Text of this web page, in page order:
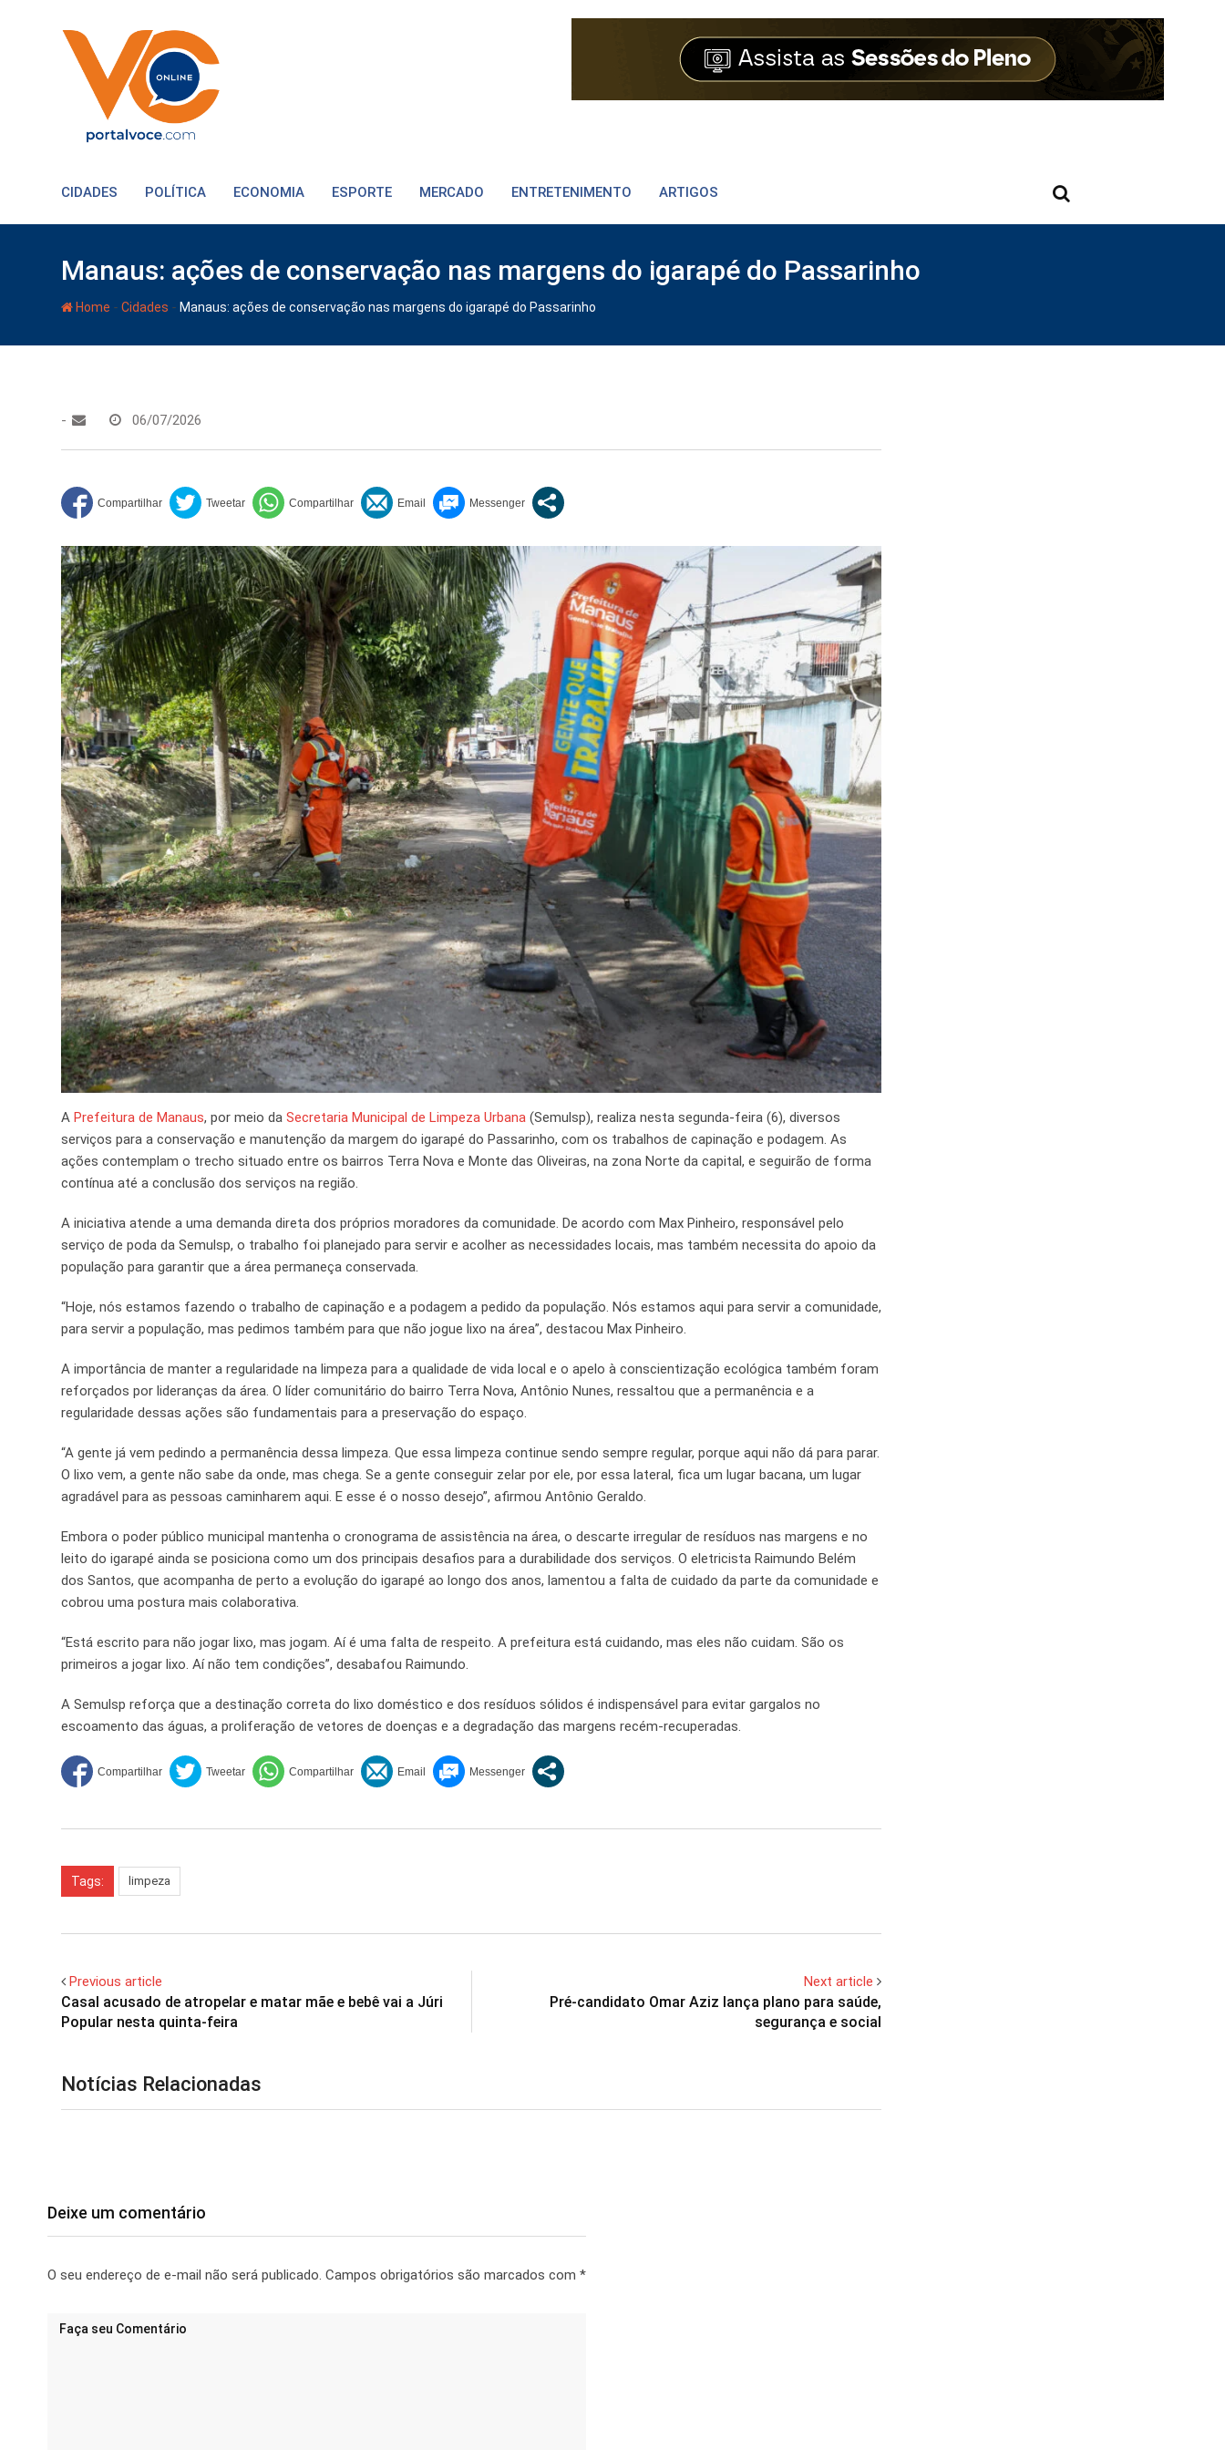
CIDADES POLÍTICA ECONOMIA ESPORTE MERCADO ENTRETENIMENTO ARTIGOS
Manaus: ações de conservação nas margens do igarapé do Passarinho
Home - Cidades - Manaus: ações de conservação nas margens do igarapé do Passarinho
- 06/07/2026
A Prefeitura de Manaus, por meio da Secretaria Municipal de Limpeza Urbana (Semulsp), realiza nesta segunda-feira (6), diversos
serviços para a conservação e manutenção da margem do igarapé do Passarinho, com os trabalhos de capinação e podagem. As
ações contemplam o trecho situado entre os bairros Terra Nova e Monte das Oliveiras, na zona Norte da capital, e seguirão de forma
contínua até a conclusão dos serviços na região.
A iniciativa atende a uma demanda direta dos próprios moradores da comunidade. De acordo com Max Pinheiro, responsável pelo
serviço de poda da Semulsp, o trabalho foi planejado para servir e acolher as necessidades locais, mas também necessita do apoio da
população para garantir que a área permaneça conservada.
“Hoje, nós estamos fazendo o trabalho de capinação e a podagem a pedido da população. Nós estamos aqui para servir a comunidade,
para servir a população, mas pedimos também para que não jogue lixo na área”, destacou Max Pinheiro.
A importância de manter a regularidade na limpeza para a qualidade de vida local e o apelo à conscientização ecológica também foram
reforçados por lideranças da área. O líder comunitário do bairro Terra Nova, Antônio Nunes, ressaltou que a permanência e a
regularidade dessas ações são fundamentais para a preservação do espaço.
“A gente já vem pedindo a permanência dessa limpeza. Que essa limpeza continue sendo sempre regular, porque aqui não dá para parar.
O lixo vem, a gente não sabe da onde, mas chega. Se a gente conseguir zelar por ele, por essa lateral, fica um lugar bacana, um lugar
agradável para as pessoas caminharem aqui. E esse é o nosso desejo”, afirmou Antônio Geraldo.
Embora o poder público municipal mantenha o cronograma de assistência na área, o descarte irregular de resíduos nas margens e no
leito do igarapé ainda se posiciona como um dos principais desafios para a durabilidade dos serviços. O eletricista Raimundo Belém
dos Santos, que acompanha de perto a evolução do igarapé ao longo dos anos, lamentou a falta de cuidado da parte da comunidade e
cobrou uma postura mais colaborativa.
“Está escrito para não jogar lixo, mas jogam. Aí é uma falta de respeito. A prefeitura está cuidando, mas eles não cuidam. São os
primeiros a jogar lixo. Aí não tem condições”, desabafou Raimundo.
A Semulsp reforça que a destinação correta do lixo doméstico e dos resíduos sólidos é indispensável para evitar gargalos no
escoamento das águas, a proliferação de vetores de doenças e a degradação das margens recém-recuperadas.
Tags: limpeza
Previous article
Casal acusado de atropelar e matar mãe e bebê vai a Júri
Popular nesta quinta-feira
Next article
Pré-candidato Omar Aziz lança plano para saúde,
segurança e social
Notícias Relacionadas
Deixe um comentário
O seu endereço de e-mail não será publicado. Campos obrigatórios são marcados com *